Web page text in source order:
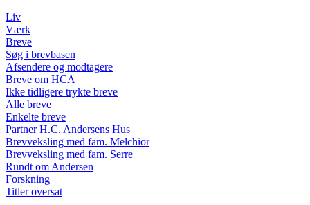
Liv
Værk
Breve
Søg i brevbasen
Afsendere og modtagere
Breve om HCA
Ikke tidligere trykte breve
Alle breve
Enkelte breve
Partner H.C. Andersens Hus
Brevveksling med fam. Melchior
Brevveksling med fam. Serre
Rundt om Andersen
Forskning
Titler oversat